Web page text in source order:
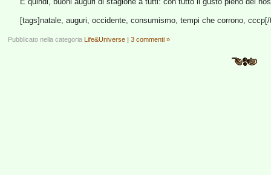
[tags]natale, auguri, occidente, consumismo, tempi che corrono,
Pubblicato nella categoria Life&Universe | 3 commenti »